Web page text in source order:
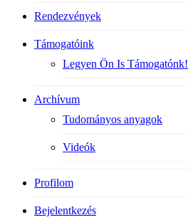
Rendezvények
Támogatóink
Legyen Ön Is Támogatónk!
Archívum
Tudományos anyagok
Videók
Profilom
Bejelentkezés